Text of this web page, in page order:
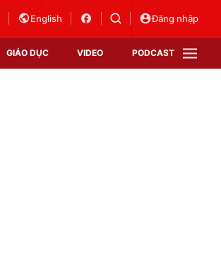
English Đăng nhập
GIÁO DỤC VIDEO PODCAST